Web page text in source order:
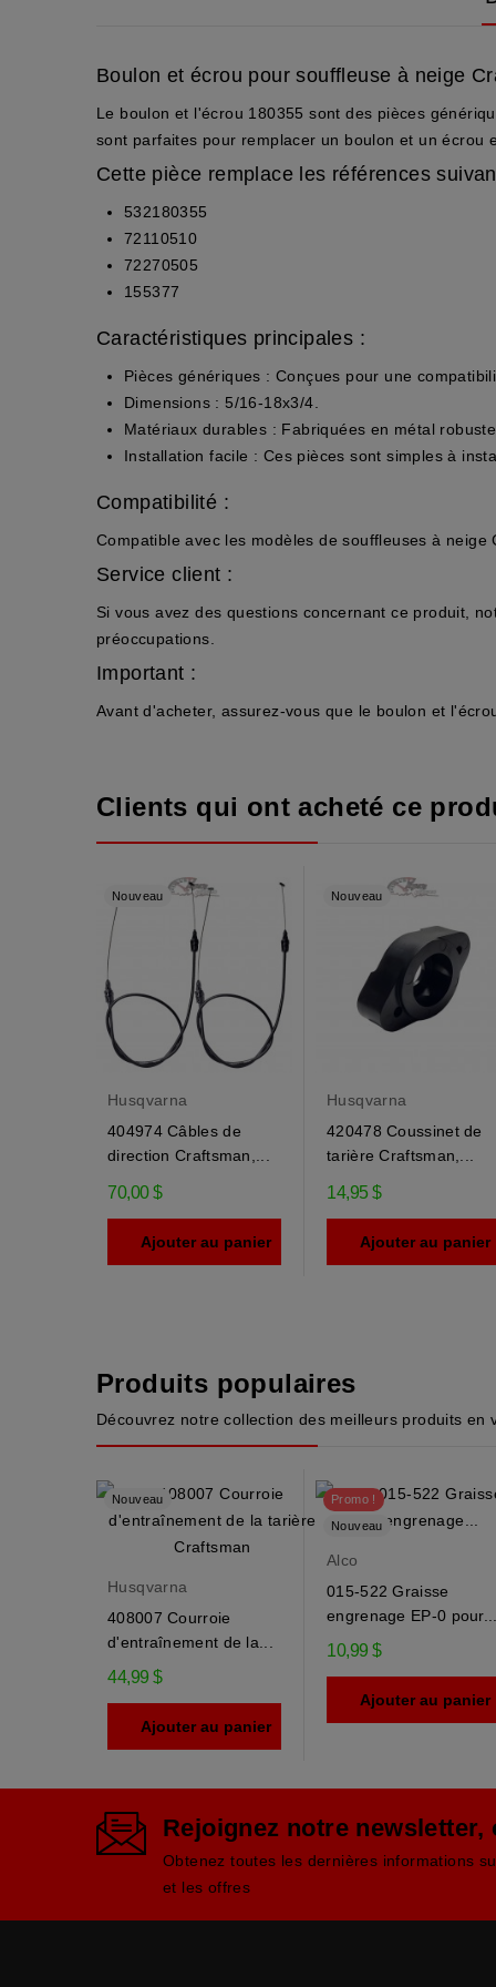
Boulon et écrou pour souffleuse à neige
Le boulon et l'écrou 180355 sont des pièces
sont parfaites pour remplacer un boulon et un écrou
Cette pièce remplace les références
532180355
72110510
72270505
155377
Caractéristiques principales :
Pièces génériques : Conçues pour une
Dimensions : 5/16-18x3/4.
Matériaux durables : Fabriquées en métal
Installation facile : Ces pièces sont simples à
Compatibilité :
Compatible avec les modèles de souffleuses à neige
Service client :
Si vous avez des questions concernant ce produit,
préoccupations.
Important :
Avant d'acheter, assurez-vous que le boulon et
Clients qui ont acheté ce
Nouveau
Husqvarna
404974 Câbles de
direction Craftsman,...
70,00 $
Ajouter au panier
Nouveau
Husqvarna
420478 Coussinet de
tarière Craftsman,...
14,95 $
Ajouter au panier
Produits populaires
Découvrez notre collection des meilleurs produits en
Nouveau
Husqvarna
408007 Courroie
d'entraînement de la...
44,99 $
Ajouter au panier
Promo !
Nouveau
Alco
015-522 Graisse
engrenage EP-0
10,99 $
Ajouter au panier
Rejoignez notre newsletter,
Obtenez toutes les dernières informations
et les offres